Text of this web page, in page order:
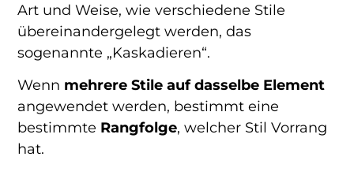
Art und Weise, wie verschiedene Stile
übereinandergelegt werden, das
sogenannte „Kaskadieren“.
Wenn mehrere Stile auf dasselbe Element
angewendet werden, bestimmt eine
bestimmte Rangfolge, welcher Stil Vorrang
hat.